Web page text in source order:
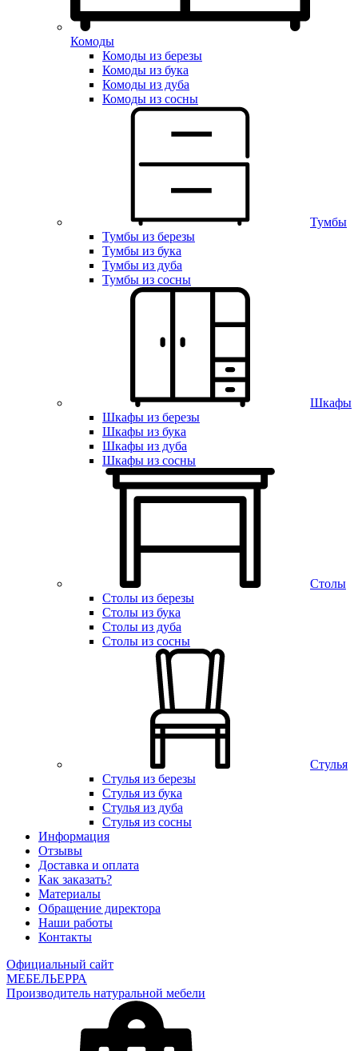
Комоды
Комоды из березы
Комоды из бука
Комоды из дуба
Комоды из сосны
Тумбы
Тумбы из березы
Тумбы из бука
Тумбы из дуба
Тумбы из сосны
Шкафы
Шкафы из березы
Шкафы из бука
Шкафы из дуба
Шкафы из сосны
Столы
Столы из березы
Столы из бука
Столы из дуба
Столы из сосны
Стулья
Стулья из березы
Стулья из бука
Стулья из дуба
Стулья из сосны
Информация
Отзывы
Доставка и оплата
Как заказать?
Материалы
Обращение директора
Наши работы
Контакты
Официальный сайт
МЕБЕЛЬЕРРА
Производитель натуральной мебели